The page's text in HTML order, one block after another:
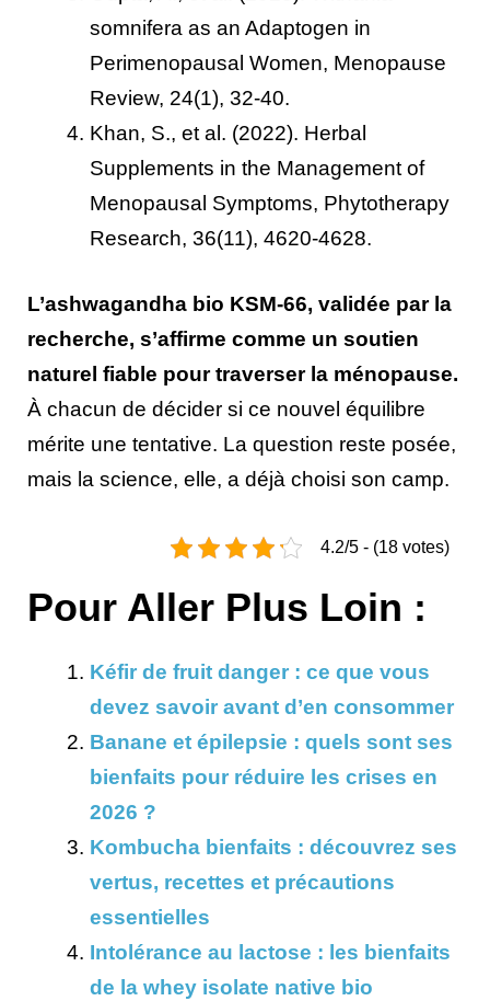
somnifera as an Adaptogen in
Perimenopausal Women, Menopause
Review, 24(1), 32-40.
Khan, S., et al. (2022). Herbal
Supplements in the Management of
Menopausal Symptoms, Phytotherapy
Research, 36(11), 4620-4628.
L’ashwagandha bio KSM-66, validée par la
recherche, s’affirme comme un soutien
naturel fiable pour traverser la ménopause.
À chacun de décider si ce nouvel équilibre
mérite une tentative. La question reste posée,
mais la science, elle, a déjà choisi son camp.
4.2/5 - (18 votes)
Pour Aller Plus Loin :
Kéfir de fruit danger : ce que vous
devez savoir avant d’en consommer
Banane et épilepsie : quels sont ses
bienfaits pour réduire les crises en
2026 ?
Kombucha bienfaits : découvrez ses
vertus, recettes et précautions
essentielles
Intolérance au lactose : les bienfaits
de la whey isolate native bio